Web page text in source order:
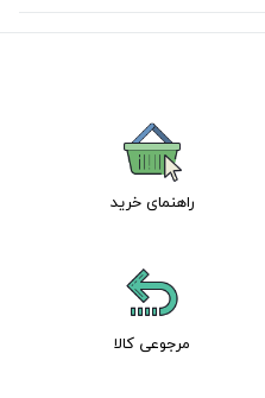
راهنمای خرید
مرجوعی کالا